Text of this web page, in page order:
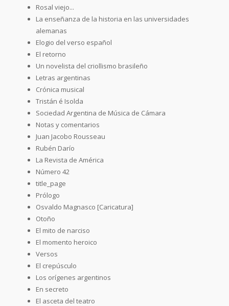
Rosal viejo...
La enseñanza de la historia en las universidades
alemanas
Elogio del verso español
El retorno
Un novelista del criollismo brasileño
Letras argentinas
Crónica musical
Tristán é Isolda
Sociedad Argentina de Música de Cámara
Notas y comentarios
Juan Jacobo Rousseau
Rubén Darío
La Revista de América
Número 42
title_page
Prólogo
Osvaldo Magnasco [Caricatura]
Otoño
El mito de narciso
El momento heroico
Versos
El crepúsculo
Los orígenes argentinos
En secreto
El asceta del teatro